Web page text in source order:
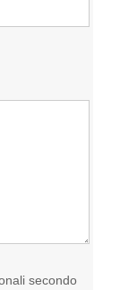
secondo